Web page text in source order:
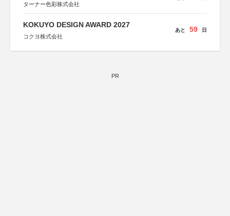
ターナー色彩株式会社
KOKUYO DESIGN AWARD 2027
コクヨ株式会社
あと 59 日
PR